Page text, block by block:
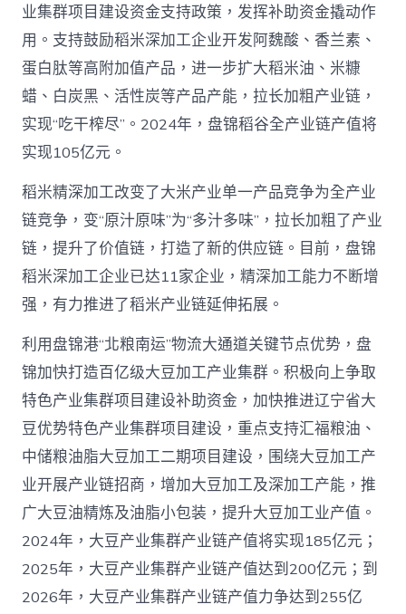
业集群项目建设资金支持政策，发挥补助资金撬动作
用。支持鼓励稻米深加工企业开发阿魏酸、香兰素、
蛋白肽等高附加值产品，进一步扩大稻米油、米糠
蜡、白炭黑、活性炭等产品产能，拉长加粗产业链，
实现“吃干榨尽”。2024年，盘锦稻谷全产业链产值将
实现105亿元。
稻米精深加工改变了大米产业单一产品竞争为全产业
链竞争，变“原汁原味”为“多汁多味”，拉长加粗了产业
链，提升了价值链，打造了新的供应链。目前，盘锦
稻米深加工企业已达11家企业，精深加工能力不断增
强，有力推进了稻米产业链延伸拓展。
利用盘锦港“北粮南运”物流大通道关键节点优势，盘
锦加快打造百亿级大豆加工产业集群。积极向上争取
特色产业集群项目建设补助资金，加快推进辽宁省大
豆优势特色产业集群项目建设，重点支持汇福粮油、
中储粮油脂大豆加工二期项目建设，围绕大豆加工产
业开展产业链招商，增加大豆加工及深加工产能，推
广大豆油精炼及油脂小包装，提升大豆加工业产值。
2024年，大豆产业集群产业链产值将实现185亿元；
2025年，大豆产业集群产业链产值达到200亿元；到
2026年，大豆产业集群产业链产值力争达到255亿